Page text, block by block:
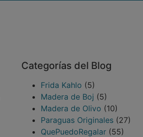
Categorías del Blog
Frida Kahlo (5)
Madera de Boj (5)
Madera de Olivo (10)
Paraguas Originales(27)
QuePuedoRegalar(55)